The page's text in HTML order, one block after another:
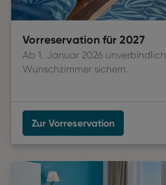
Vorreservation für 2027
Ab 1. Januar 2026
Wunschzimmer sichern.
Zur Vorreservation